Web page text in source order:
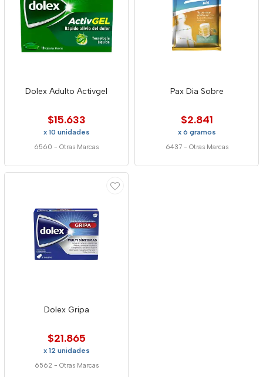
Dolex Adulto Activgel
$15.633
x 10 unidades
6560 - Otras Marcas
Pax Dia Sobre
$2.841
x 6 gramos
6437 - Otras Marcas
Dolex Gripa
$21.865
x 12 unidades
6562 - Otras Marcas